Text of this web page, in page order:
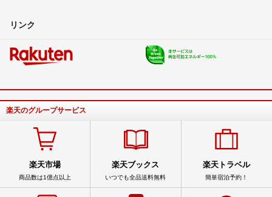
リンク
楽天のグループサービス
楽天市場
商品数は1億点以上
楽天ブックス
いつでも全品送料無料
楽天トラベル
簡単宿泊予約！